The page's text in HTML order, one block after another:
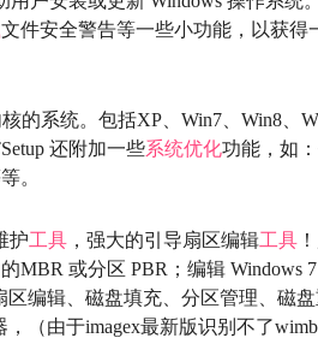
文件安全警告等一些小功能，以获得
的系统。包括XP、Win7、Win8、
还附加一些系统优化功能，如
。
护工具 ，强大的引导扇区编辑工具
或分区 PBR；编辑 Windows 7
编辑、磁盘填充、分区管理、磁
（由于imagex最新版识别不了